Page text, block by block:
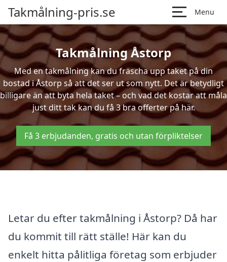
Takmålning-pris.se Menu
Takmålning Åstorp
Med en takmålning kan du fräscha upp taket på din
bostad i Åstorp så att det ser ut som nytt. Det är betydligt
billigare än att byta hela taket – och vad det kostar att måla
just ditt tak kan du få 3 bra offerter på här.
Få 3 erbjudanden, gratis och utan förpliktelser
Letar du efter takmålning i Åstorp? Då har
du kommit till rätt ställe! Här kan du
enkelt hitta pålitliga företag som erbjuder